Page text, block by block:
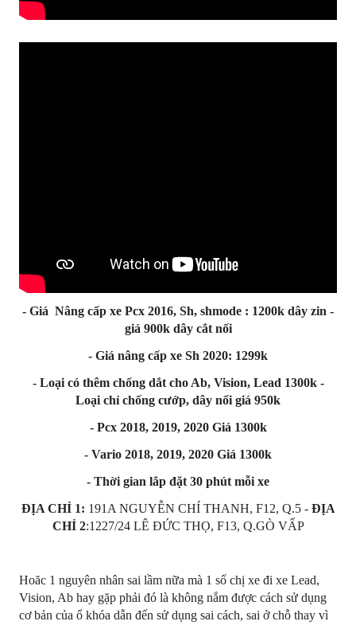
- Giá Nâng cấp xe Pcx 2016, Sh, shmode : 1200k dây zin -
giá 900k dây cắt nối
- Giá nâng cấp xe Sh 2020: 1299k
- Loại có thêm chống dắt cho Ab, Vision, Lead 1300k -
Loại chỉ chống cướp, dây nối giá 950k
- Pcx 2018, 2019, 2020 Giá 1300k
- Vario 2018, 2019, 2020 Giá 1300k
- Thời gian lắp đặt 30 phút mỗi xe
ĐỊA CHỈ 1: 191A NGUYỄN CHÍ THANH, F12, Q.5 - ĐỊA
CHỈ 2:1227/24 LÊ ĐỨC THỌ, F13, Q.GÒ VẤP
Hoăc 1 nguyên nhân sai lầm nữa mà 1 số chị xe đi xe Lead,
Vision, Ab hay gặp phải đó là không nắm được cách sử dụng
cơ bản của ổ khóa dẫn đến sử dụng sai cách, sai ở chỗ thay vì